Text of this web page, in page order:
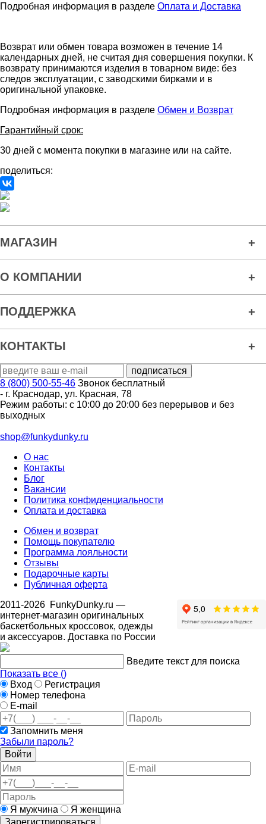
Подробная информация в разделе Оплата и Доставка
Возврат или обмен товара возможен в течение 14
календарных дней, не считая дня совершения покупки. К
возврату принимаются изделия в товарном виде: без
следов эксплуатации, с заводскими бирками и в
оригинальной упаковке.
Подробная информация в разделе Обмен и Возврат
Гарантийный срок:
30 дней с момента покупки в магазине или на сайте.
поделиться:
МАГАЗИН
О КОМПАНИИ
ПОДДЕРЖКА
КОНТАКТЫ
8 (800) 500-55-46 Звонок бесплатный
- г. Краснодар, ул. Красная, 78
Режим работы: с 10:00 до 20:00 без перерывов и без
выходных
shop@funkydunky.ru
О нас
Контакты
Блог
Вакансии
Политика конфиденциальности
Оплата и доставка
Обмен и возврат
Помощь покупателю
Программа лояльности
Отзывы
Подарочные карты
Публичная оферта
2011-2026 FunkyDunky.ru —
интернет-магазин оригинальных
баскетбольных кроссовок, одежды
и аксессуаров. Доставка по России
Введите текст для поиска
Показать все ()
Вход
Регистрация
Номер телефона
E-mail
Запомнить меня
Забыли пароль?
Войти
Я мужчина
Я женщина
Зарегистрироваться